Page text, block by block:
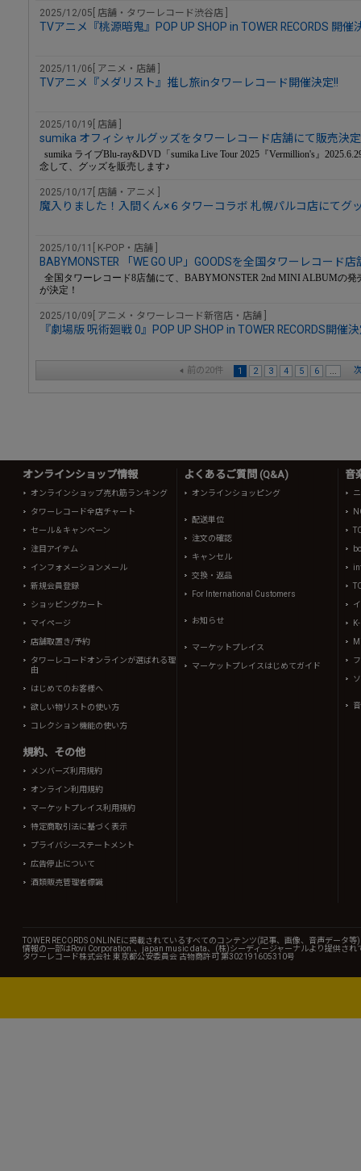
2025/12/05[ 店舗・タワーレコード渋谷店 ]
TVアニメ『桃源暗鬼』POP UP SHOP in TOWER RECORDS 開催
2025/11/06[ アニメ・店舗 ]
TVアニメ『メダリスト』推し旅inタワーレコード開催決定!!
2025/10/19[ 店舗 ]
sumika オフィシャルグッズをタワーレコード店舗にて販売決
sumika ライブBlu-ray&DVD「sumika Live Tour 2025『Vermillion's』
念して、グッズを販売します♪
2025/10/17[ 店舗・アニメ ]
魔入りました！入間くん×６タワーコラボ 札幌パルコ店にてグ
2025/10/11[ K-POP・店舗 ]
BABYMONSTER 「WE GO UP」GOODSを全国タワーレコード
全国タワーレコード8店舗にて、BABYMONSTER 2nd MINI ALBUMの
が決定！
2025/10/09[ アニメ・タワーレコード新宿店・店舗 ]
『劇場版 呪術廻戦 0』POP UP SHOP in TOWER RECORDS開催
前の20件 1 2 3 4 5 6 ...
オンラインショップ情報
オンラインショップ売れ筋ランキング
タワーレコード全店チャート
セール＆キャンペーン
注目アイテム
インフォメーションメール
新規会員登録
ショッピングカート
マイページ
店舗取置き/予約
タワーレコードオンラインが選ばれる理
由
はじめてのお客様へ
欲しい物リストの使い方
コレクション機能の使い方
規約、その他
メンバーズ利用規約
オンライン利用規約
マーケットプレイス利用規約
特定商取引法に基づく表示
プライバシーステートメント
広告停止について
酒類販売管理者標識
よくあるご質問 (Q&A)
オンラインショッピング
配送単位
注文の確認
キャンセル
交換・返品
For International Customers
お知らせ
マーケットプレイス
マーケットプレイスはじめてガイド
音
TOWER RECORDS ONLINEに掲載されているすべてのコンテンツ(記事、画像、音声データ
情報の一部はRovi Corporation.、japan music data、(株)シーディージャーナルより提供され
タワーレコード株式会社 東京都公安委員会 古物商許可 第302191605310号